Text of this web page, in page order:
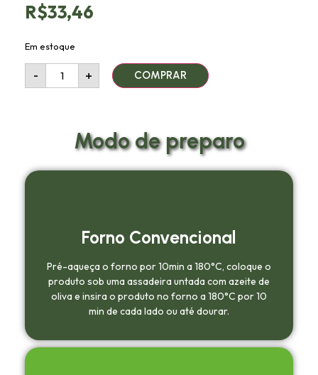
R$33,46
Em estoque
- + COMPRAR
Modo de preparo
Forno Convencional
Pré-aqueça o forno por 10min a 180°C, coloque o
produto sob uma assadeira untada com azeite de
oliva e insira o produto no forno a 180°C por 10
min de cada lado ou até dourar.